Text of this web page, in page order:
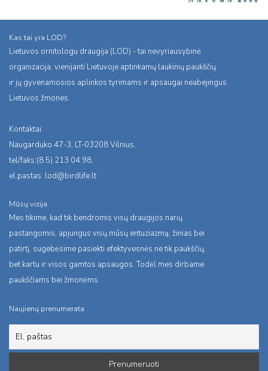
Kas tai yra LOD?
Lietuvos ornitologu draugija (LOD) - tai nevyriausybinė
organizacija, vienijanti Lietuvoje aptinkamų laukinių paukščių
ir jų gyvenamosios aplinkos tyrimams ir apsaugai neabejingus
Lietuvos žmones.
Kontaktai:
Naugarduko 47-3, LT-03208 Vilnius,
tel/faks:(8 5) 213 04 98,
el.pastas: lod@birdlife.lt
Mūsų vizija
Mes tikime, kad tik bendromis visų draugijos narių
pastangomis, apjungus visų mūsų entuziazmą, žinias bei
patirtį, sugebėsime pasiekti efektyvesnės ne tik paukščių,
bet kartu ir visos gamtos apsaugos. Todėl mes dirbame
paukščiams bei žmonėms.
Naujienų prenumerata